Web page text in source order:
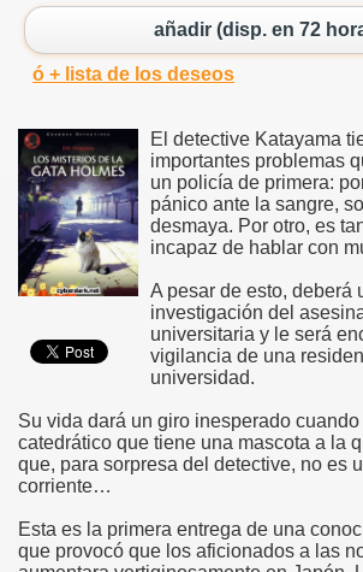
añadir (disp. en 72
ó + lista de los deseos
El detective Katayama
importantes problemas
un policía de primera:
pánico ante la sangre,
desmaya. Por otro, es
incapaz de hablar con
A pesar de esto, deberá
investigación del
universitaria y le será
vigilancia de una
universidad.
Su vida dará un giro inesperado
catedrático que tiene una mascota a la
que, para sorpresa del detective, no es
corriente…
Esta es la primera entrega de una
que provocó que los aficionados a las